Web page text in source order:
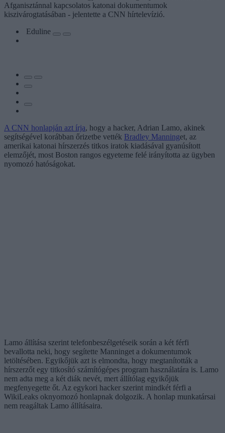
Afganisztánnal kapcsolatos katonai dokumentumok
kiszivárogtatásában - jelentette a CNN hírtelevízió.
Eduline
A CNN honlapján azt írja, hogy a hacker, Adrian Lamo, akinek
segítségével korábban őrizetbe vették Bradley Manninget, az
amerikai katonai hírszerzés titkos iratok kiadásával gyanúsított
elemzőjét, most Boston rangos egyeteme felé irányította az ügyben
nyomozó hatóságokat.
Lamo állítása szerint telefonbeszélgetéseik során a két férfi
bevallotta neki, hogy segítette Manninget a dokumentumok
letöltésében. Egyikőjük azt is elmondta, hogy megtanították a
hírszerzőt egy titkosító számítógépes program használatára is. Lamo
nem adta meg a két diák nevét, mert állítólag egyikőjük
megfenyegette őt. Az egykori hacker szerint mindkét férfi a
WikiLeaks oknyomozó honlapnak dolgozik. A honlap munkatársai
nem reagáltak Lamo állításaira.